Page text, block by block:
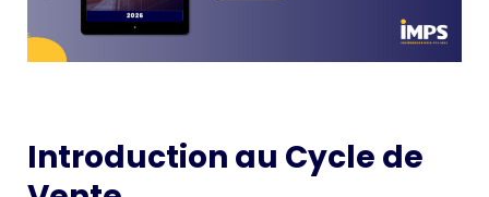
Introduction au Cycle de